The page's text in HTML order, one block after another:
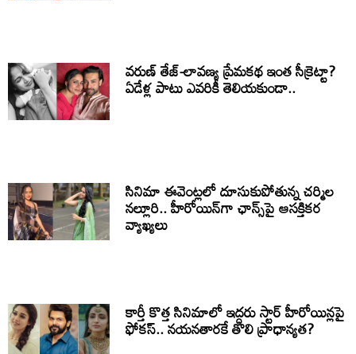
వరుణ్ తేజ్-లావణ్య ప్రేమకథ ఇంత సీక్రెట్టా?
ఏడేళ్ల పాటు ఎవరికీ తెలియకుండా..
సినిమా ఈవెంట్లలో దూసుకుపోతున్న చర్మిల
నల్లూరి.. హీరోయిన్‌గా ఛాన్స్‌పై ఆసక్తికర
వ్యాఖ్యలు
కార్తీ కొత్త సినిమాలో ఇద్దరు స్టార్ హీరోయిన్లపై
ఫోకస్.. నయనతారకే తొలి ప్రాధాన్యత?